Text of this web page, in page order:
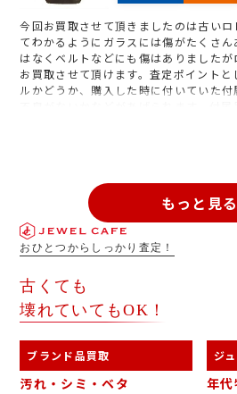
今回お買取させて頂きましたのは古い
てわかるようにガラスには傷がたくさ
はなくベルトなどにも傷はありました
お買取させて頂けます。査定ポイント
ルかどうか、購入した時に付いていた
不良がないかなどがあげられます。付
ード、余っているコマのことで箱やギ
もっと見る
おひとつからしっかり査定！
古くても
壊れていてもOK！
ブランド品買取
汚れ・シミ・ベタ
ジ
年